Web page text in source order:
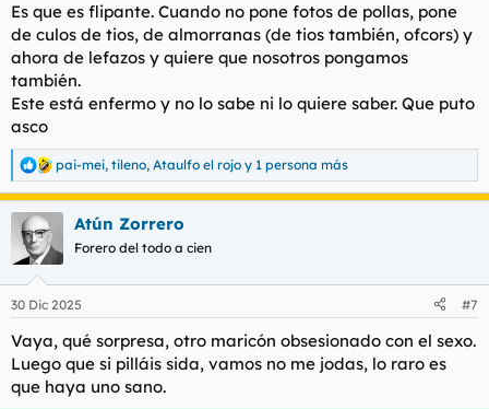
La idea es que si alguien se corre con mi video me dé like me
mencione y suba una foto de su corrida también
Espero que os guste la dinámica!
Es que es flipante. Cuando no pone fotos de pollas, pone
de culos de tios, de almorranas (de tios también, ofcors) y
ahora de lefazos y quiere que nosotros pongamos
también.
Este está enfermo y no lo sabe ni lo quiere saber. Que puto
asco
R
e
c
c
i
e
:
pai-mei, tileno, Ataulfo el rojo y 1 persona más
Atún Zorrero
Forero del todo a cien
30 Dic 2025 #7
Vaya, qué sorpresa, otro maricón obsesionado con el sexo.
Luego que si pilláis sida, vamos no me jodas, lo raro es
que haya uno sano.